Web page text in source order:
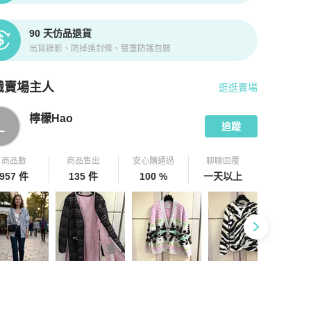
90 天仿品退貨
出貨錄影、防掉換封條、雙重防護包裝
賣場主人
拍拍圈嚴選賣家
逛逛賣場
檸檬Hao
追蹤
商品數
件
商品售出
135 件
安心購通過
100 %
聊聊回覆
一天以上